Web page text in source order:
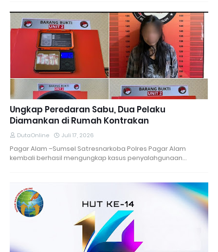
Ungkap Peredaran Sabu, Dua Pelaku
Diamankan di Rumah Kontrakan
DutaOnline Juli 17, 2026
Pagar Alam –Sumsel Satresnarkoba Polres Pagar Alam
kembali berhasil mengungkap kasus penyalahgunaan…